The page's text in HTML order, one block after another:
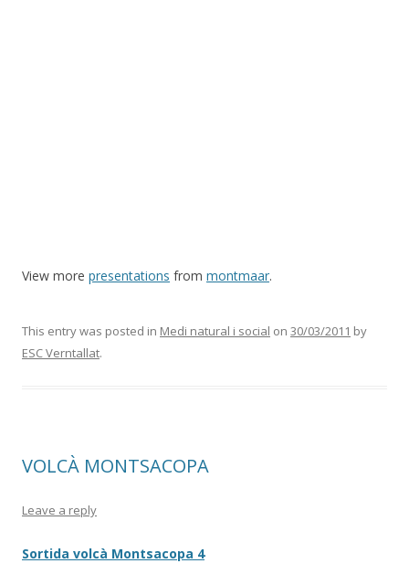
View more presentations from montmaar.
This entry was posted in Medi natural i social on 30/03/2011 by
ESC Verntallat.
VOLCÀ MONTSACOPA
Leave a reply
Sortida volcà Montsacopa 4